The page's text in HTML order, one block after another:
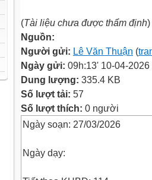
(Tài liệu chưa được thẩm định)
Nguồn:
Người gửi: Lê Văn Thuận (
Ngày gửi: 09h:13' 10-04-2026
Dung lượng: 335.4 KB
Số lượt tải: 57
Số lượt thích: 0 người
Ngày soạn: 27/03/2026
Ngày dạy: